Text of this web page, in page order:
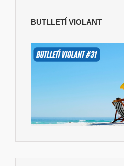
BUTLLETÍ VIOLANT